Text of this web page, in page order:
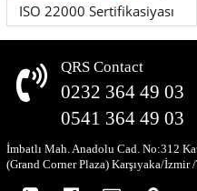
ISO 22000 Sertifikasiyası
QRS Contact
0232 364 49 03
0541 364 49 03
İmbatlı Mah. Anadolu Cad. No:312
(Grand Corner Plaza) Karşıyaka/İzmir